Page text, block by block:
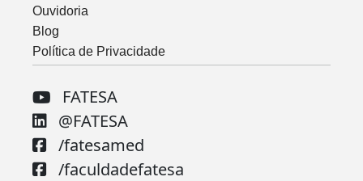
Ouvidoria
Blog
Política de Privacidade
FATESA
@FATESA
/fatesamed
/faculdadefatesa